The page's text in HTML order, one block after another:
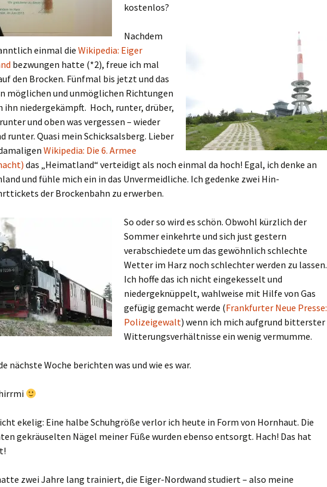
kostenlos?
Nachdem
einmal die Wikipedia: Eiger
bezwungen hatte (*2), freue ich mal
den Brocken. Fünfmal bis jetzt und das
möglichen und unmöglichen Richtungen
ihn niedergekämpft. Hoch, runter, drüber,
und oben was vergessen – wieder
runter. Quasi mein Schicksalsberg. Lieber
Wikipedia: Die 6. Armee
das „Heimatland“ verteidigt als noch einmal da hoch! Egal, ich denke an
und fühle mich ein in das Unvermeidliche. Ich gedenke zwei Hin-
der Brockenbahn zu erwerben.
So oder so wird es schön. Obwohl kürzlich der
Sommer einkehrte und sich just gestern
verabschiedete um das gewöhnlich schlechte
Wetter im Harz noch schlechter werden zu lassen.
Ich hoffe das ich nicht eingekesselt und
niedergeknüppelt, wahlweise mit Hilfe von Gas
gefügig gemacht werde (Frankfurter Neue Presse:
Polizeigewalt) wenn ich mich aufgrund bitterster
Witterungsverhältnisse ein wenig vermumme.
nächste Woche berichten was und wie es war.
ekelig: Eine halbe Schuhgröße verlor ich heute in Form von Hornhaut. Die
gekräuselten Nägel meiner Füße wurden ebenso entsorgt. Hach! Das hat
zwei Jahre lang trainiert, die Eiger-Nordwand studiert – also meine